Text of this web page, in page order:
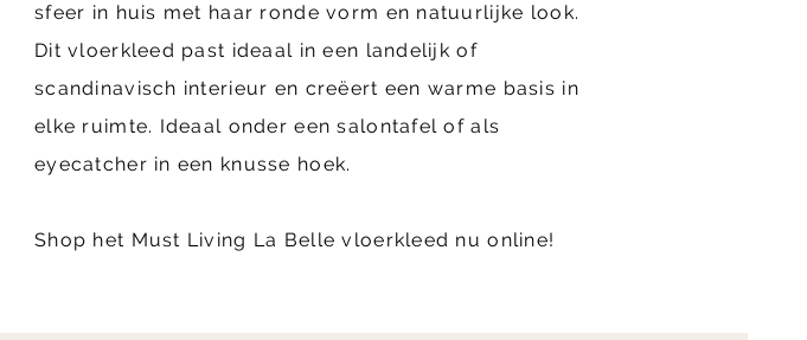
sfeer in huis met haar ronde vorm en natuurlijke look.
Dit vloerkleed past ideaal in een landelijk of
scandinavisch interieur en creëert een warme basis in
elke ruimte. Ideaal onder een salontafel of als
eyecatcher in een knusse hoek.
Shop het Must Living La Belle vloerkleed nu online!